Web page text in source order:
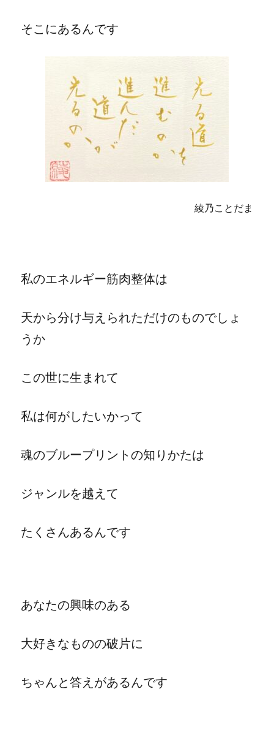
そこにあるんです
綾乃ことだま
私のエネルギー筋肉整体は
天から分け与えられただけのものでしょ
うか
この世に生まれて
私は何がしたいかって
魂のブループリントの知りかたは
ジャンルを越えて
たくさんあるんです
あなたの興味のある
大好きなものの破片に
ちゃんと答えがあるんです